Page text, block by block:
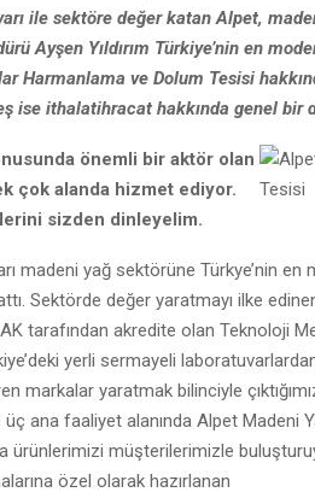
ile sektöre değer katan Alpet,
Ayşen Yıldırım Türkiye’nin en
Harmanlama ve Dolum Tesisi
ise ithalatihracat hakkında genel bir
önemli bir aktör olan
çok alanda hizmet ediyor.
sizden dinleyelim.
madeni yağ sektörüne Türkye’nin
attı. Sektörde değer yaratmayı ilke
tarafından akredite olan Teknoloji
yerli sermayeli
markalar yaratmak bilinciyle
ana faaliyet alanında Alpet Madeni
ürünlerimizi müşterilerimizle
özel olarak hazırlanan